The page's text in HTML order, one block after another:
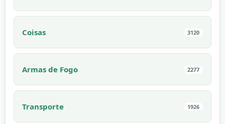
Coisas 3120
Armas de Fogo 2277
Transporte 1926